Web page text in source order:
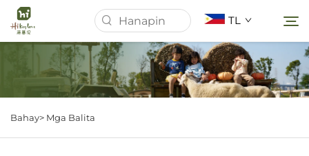
TL
Homepage
Bahay> Mga Balita